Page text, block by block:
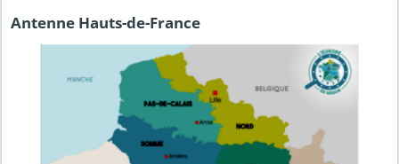
Antenne Hauts-de-France